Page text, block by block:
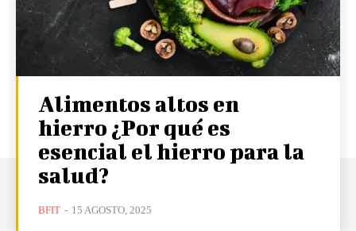
Alimentos altos en
hierro ¿Por qué es
esencial el hierro para la
salud?
BFIT - 15 AGOSTO, 2025